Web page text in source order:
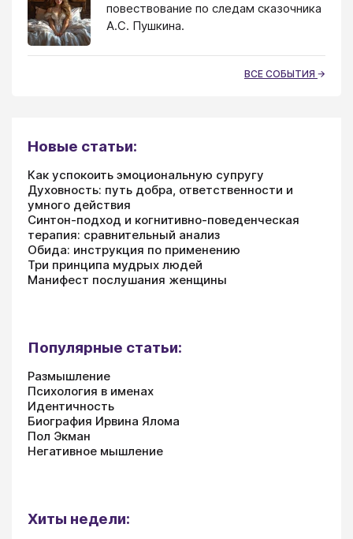
повествование по следам сказочника
А.С. Пушкина.
ВСЕ СОБЫТИЯ
Новые статьи:
Как успокоить эмоциональную супругу
Духовность: путь добра, ответственности и
умного действия
Синтон-подход и когнитивно-поведенческая
терапия: сравнительный анализ
Обида: инструкция по применению
Три принципа мудрых людей
Манифест послушания женщины
Популярные статьи:
Размышление
Психология в именах
Идентичность
Биография Ирвина Ялома
Пол Экман
Негативное мышление
Хиты недели: